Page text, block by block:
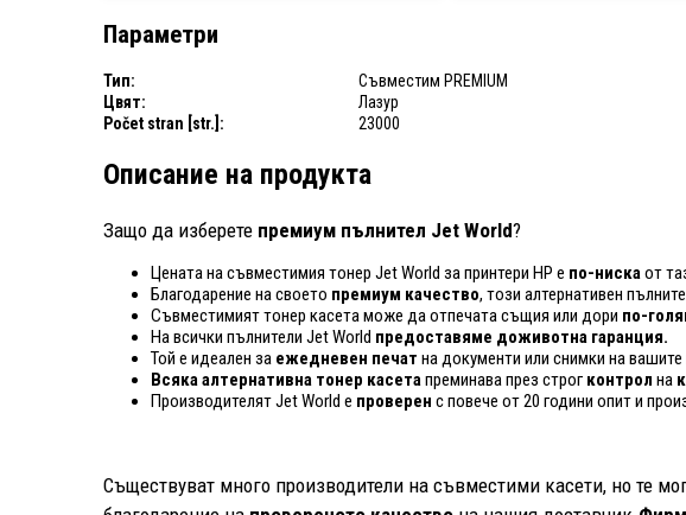
Параметри
Тип:
Съвместим PREMIUM
Цвят:
Лазур
Počet stran [str.]:
23000
Описание на продукта
Защо да изберете премиум пълнител Jet World?
Цената на съвместимия тонер Jet World за принтери HP е по-нискаот
Благодарение на своето премиум качество, този алтернативен
Съвместимият тонер касета може да отпечата същия или дори по-
На всички пълнители Jet World предоставяме доживотна гаранция.
Той е идеален за ежедневен печат на документи или снимки на
Всяка алтернативна тонер касетапреминава през строг контрол на
Производителят Jet World е проверен с повече от 20 години опит и
Съществуват много производители на съвместими касети, но те